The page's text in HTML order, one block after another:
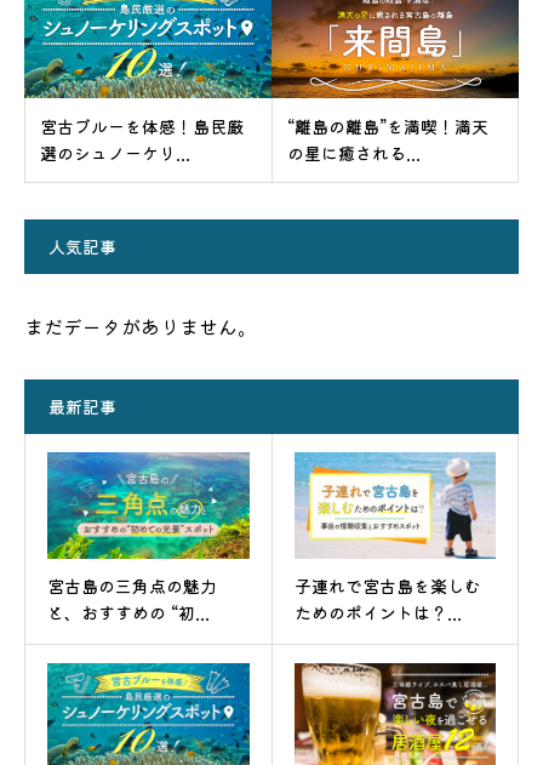
宮古ブルーを体感！島民厳
選のシュノーケリ...
“離島の離島”を満喫！満天
の星に癒される...
人気記事
まだデータがありません。
最新記事
宮古島の三角点の魅力
と、おすすめの “初...
子連れで宮古島を楽しむ
ためのポイントは？...